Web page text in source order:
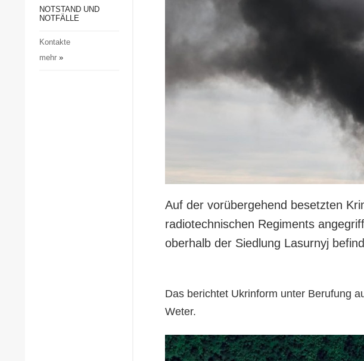
Gesellschaft und Kultur
NOTSTAND UND
NOTFÄLLE
Kontakte
mehr»
Auf der vorübergehend besetzten
radiotechnischen Regiments
oberhalb der Siedlung Lasurnyj
Das berichtet Ukrinform unter Berufung
Weter.